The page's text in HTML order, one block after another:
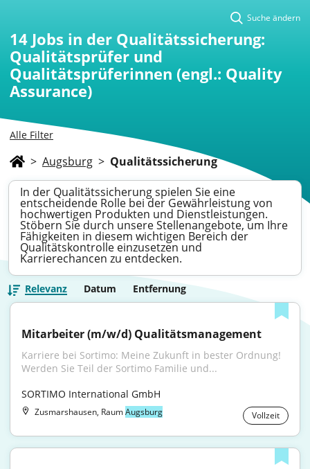
Alle Filter
Suche ändern
14 Jobs in der Qualitätssicherung:
Qualitätsprüfer und
Qualitätsprüferinnen (engl.: Quality
Assurance)
> Augsburg > Qualitätssicherung
In der Qualitätssicherung spielen Sie eine
entscheidende Rolle bei der Gewährleistung von
hochwertigen Produkten und Dienstleistungen.
Stöbern Sie durch unsere Stellenangebote, um Ihre
Fähigkeiten in diesem wichtigen Bereich der
Qualitätskontrolle einzusetzen und
Karrierechancen zu entdecken.
Relevanz Datum Entfernung
Mitarbeiter (m/w/d) Qualitätsmanagement
Karriere bei Sortimo: Meine Zukunft in bester Ordnung!
Werden Sie Teil der Sortimo Familie und...
SORTIMO International GmbH
Zusmarshausen, RaumAugsburg Vollzeit